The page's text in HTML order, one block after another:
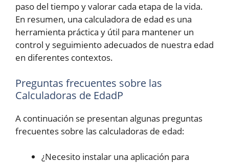
paso del tiempo y valorar cada etapa de la vida.
En resumen, una calculadora de edad es una
herramienta práctica y útil para mantener un
control y seguimiento adecuados de nuestra edad
en diferentes contextos.
Preguntas frecuentes sobre las
Calculadoras de EdadP
A continuación se presentan algunas preguntas
frecuentes sobre las calculadoras de edad:
¿Necesito instalar una aplicación para